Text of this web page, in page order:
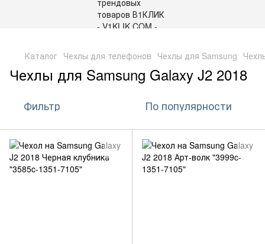
Каталог Чехлы для телефонов Чехлы для Samsung
Чехлы для Samsung Galaxy J2 2018
Фильтр По популярности